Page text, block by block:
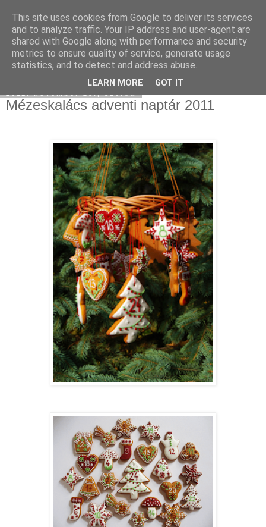
Moha Konyha
Mézeskalács adventi naptár 2011
This site uses cookies from Google to deliver its services
and to analyze traffic. Your IP address and user-agent are
shared with Google along with performance and security
metrics to ensure quality of service, generate usage
statistics, and to detect and address abuse.
LEARN MORE GOT IT